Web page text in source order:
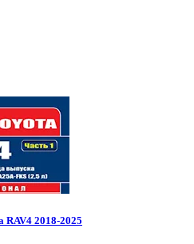
2018-2025